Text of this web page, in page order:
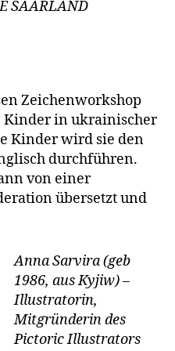
SAARLAND
Zeichenworkshop
in ukrainischer
Kinder wird sie den
durchführen.
von einer
übersetzt und
Anna Sarvira (geb
1986, aus Kyjiw) –
Illustratorin,
Mitgründerin des
Pictoric Illustrators